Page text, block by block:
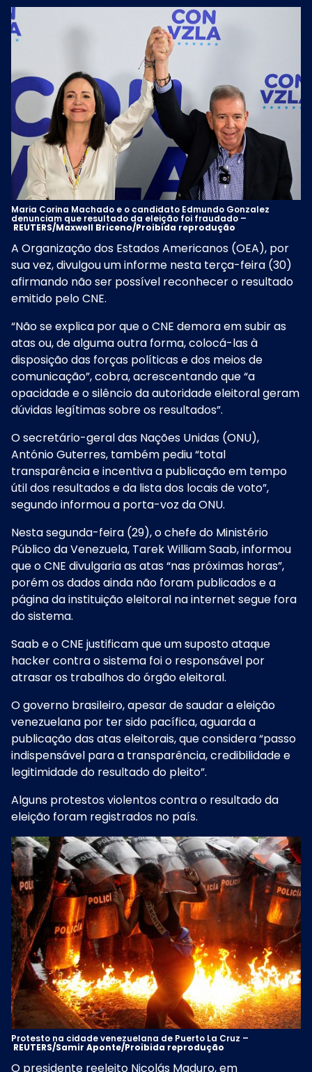
Maria Corina Machado e o candidato Edmundo Gonzalez
denunciam que resultado da eleição foi fraudado –
REUTERS/Maxwell Briceno/Proibida reprodução
A Organização dos Estados Americanos (OEA), por
sua vez, divulgou um informe nesta terça-feira (30)
afirmando não ser possível reconhecer o resultado
emitido pelo CNE.
“Não se explica por que o CNE demora em subir as
atas ou, de alguma outra forma, colocá-las à
disposição das forças políticas e dos meios de
comunicação”, cobra, acrescentando que “a
opacidade e o silêncio da autoridade eleitoral geram
dúvidas legítimas sobre os resultados”.
O secretário-geral das Nações Unidas (ONU),
António Guterres, também pediu “total
transparência e incentiva a publicação em tempo
útil dos resultados e da lista dos locais de voto”,
segundo informou a porta-voz da ONU.
Nesta segunda-feira (29), o chefe do Ministério
Público da Venezuela, Tarek William Saab, informou
que o CNE divulgaria as atas “nas próximas horas”,
porém os dados ainda não foram publicados e a
página da instituição eleitoral na internet segue fora
do sistema.
Saab e o CNE justificam que um suposto ataque
hacker contra o sistema foi o responsável por
atrasar os trabalhos do órgão eleitoral.
O governo brasileiro,apesar de saudar a eleição
venezuelana por ter sido pacífica, aguarda a
publicação das atas eleitorais, que considera “passo
indispensável para a transparência, credibilidade e
legitimidade do resultado do pleito”.
Alguns protestos violentoscontra o resultado da
eleição foram registrados no país.
Protesto na cidade venezuelana de Puerto La Cruz –
REUTERS/Samir Aponte/Proibida reprodução
O presidente reeleito Nicolás Maduro, em